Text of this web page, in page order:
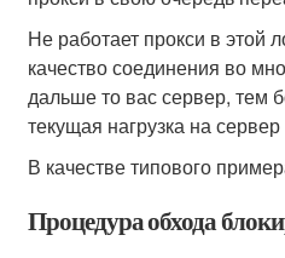
Не работает прокси в этой
качество соединения во
дальше то вас сервер, тем
текущая нагрузка на
В качестве типового
Процедура обхода